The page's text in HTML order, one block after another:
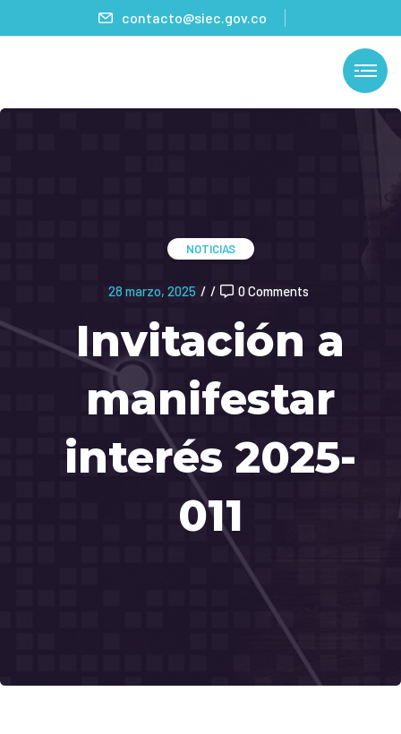
contacto@siec.gov.co
NOTICIAS
28 marzo, 2025 / / 0 Comments
Invitación a
manifestar
interés 2025-
011